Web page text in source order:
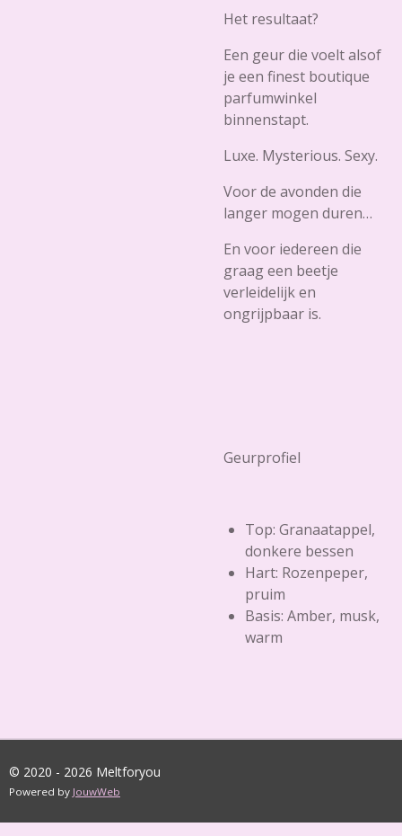
Het resultaat?
Een geur die voelt alsof
je een finest boutique
parfumwinkel
binnenstapt.
Luxe. Mysterious. Sexy.
Voor de avonden die
langer mogen duren…
En voor iedereen die
graag een beetje
verleidelijk en
ongrijpbaar is.
Geurprofiel
Top: Granaatappel,
donkere bessen
Hart: Rozenpeper,
pruim
Basis: Amber, musk,
warm
© 2020 - 2026 Meltforyou
Powered by JouwWeb